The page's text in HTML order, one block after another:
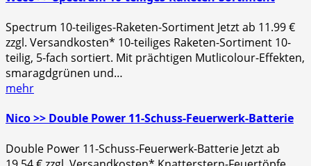
Spectrum 10-teiliges-Raketen-Sortiment Jetzt ab 11.99 €
zzgl. Versandkosten* 10-teiliges Raketen-Sortiment 10-
teilig, 5-fach sortiert. Mit prächtigen Mutlicolour-Effekten,
smaragdgrünen und…
mehr
Nico >> Double Power 11-Schuss-Feuerwerk-Batterie
Double Power 11-Schuss-Feuerwerk-Batterie Jetzt ab